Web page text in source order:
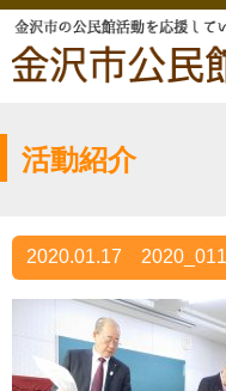
活動紹介
2020.01.17